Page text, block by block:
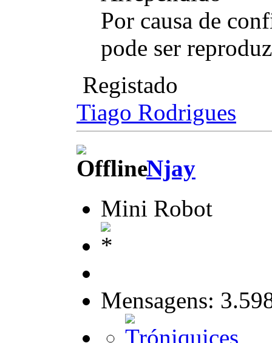
Por causa de
pode ser
Registado
Tiago Rodrigues
Njay
Mini Robot
Mensagens: